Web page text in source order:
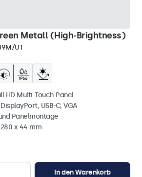
Metall (High-Brightness)
U1
HD Multi-Touch Panel
USB-C, VGA
Panelmontage
x 44 mm
In den Warenkorb